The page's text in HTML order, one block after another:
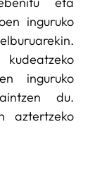
inguruko
inguruko
du.
aztertzeko